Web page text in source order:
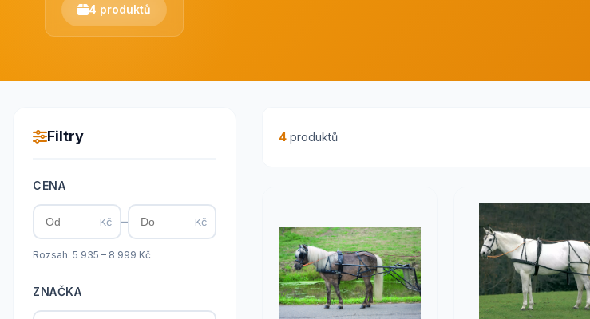
4 produktů
Filtry
CENA
Kč – Kč
Rozsah: 5 935 – 8 999 Kč
ZNAČKA
4 produktů